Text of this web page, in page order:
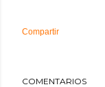
Compartir
COMENTARIOS